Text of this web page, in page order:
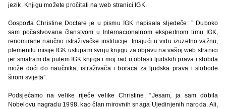
jezik. Knjigu možete pročitati na web stranici IGK.
Gospođa Christine Doctare je u pismu IGK napisala sljedeče: ” Duboko
sam počastvovana članstvom u Internacionalnom ekspertnom timu IGK,
renomirane naučno istraživačke institucije. Imajući u vidu izuzetno važnu,
plemenitu misije IGK ustupam svoju knjigu za objavu na vašoj web stranici
jer smatram da putem IGK knjiga i moj rad u oblasti ljudskih prava i slobda
može doći do naučnika, istraživača i boraca za ljudska prava i slobode
širom svijeta”.
Podsjećamo na velike riječe velike Christine. “Jesam, ja sam dobila
Nobelovu nagradu 1998, kao član mirovnih snaga Ujedinjenih naroda. Ali,